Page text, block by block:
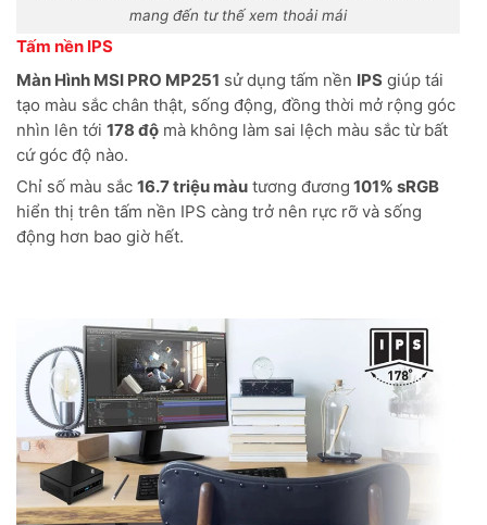
mang đến tư thế xem thoải mái
Tấm nền IPS
Màn Hình MSI PRO MP251 sử dụng tấm nền IPS giúp tái
tạo màu sắc chân thật, sống động, đồng thời mở rộng góc
nhìn lên tới 178 độ mà không làm sai lệch màu sắc từ bất
cứ góc độ nào.
Chỉ số màu sắc 16.7 triệu màu tương đương 101% sRGB
hiển thị trên tấm nền IPS càng trở nên rực rỡ và sống
động hơn bao giờ hết.